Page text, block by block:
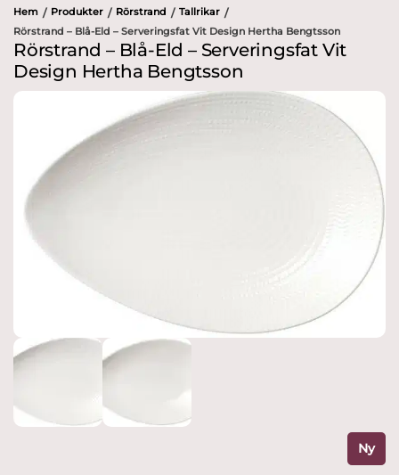
Hem / Produkter / Rörstrand / Tallrikar /
Rörstrand – Blå-Eld – Serveringsfat Vit Design Hertha Bengtsson
Rörstrand – Blå-Eld – Serveringsfat Vit
Design Hertha Bengtsson
Ny